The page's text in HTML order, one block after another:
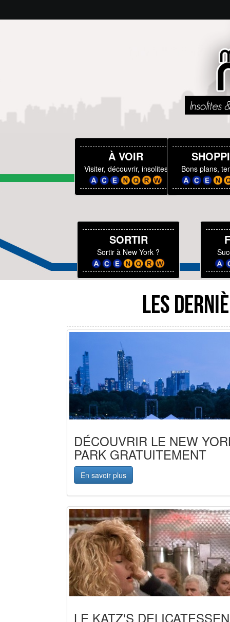
À VOIR
Visiter, découvrir, insolites Bons plans,
SORTIR
Sortir à New York ?
LES
DÉCOUVRIR LE NEW
PARK GRATUITEMENT
En savoir plus
LE KATZ'S